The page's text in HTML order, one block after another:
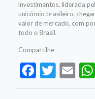
investimentos, liderada
unicórnio brasileiro,
valor de mercado, com
todo o Brasil.
Compartilhe